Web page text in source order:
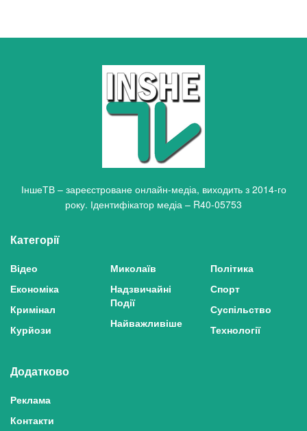
ІншеТВ – зареєстроване онлайн-медіа, виходить з 2014-го
року. Ідентифікатор медіа – R40-05753
Категорії
Відео
Економіка
Кримінал
Курйози
Миколаїв
Надзвичайні
Події
Найважливіше
Політика
Спорт
Суспільство
Технології
Додатково
Реклама
Контакти